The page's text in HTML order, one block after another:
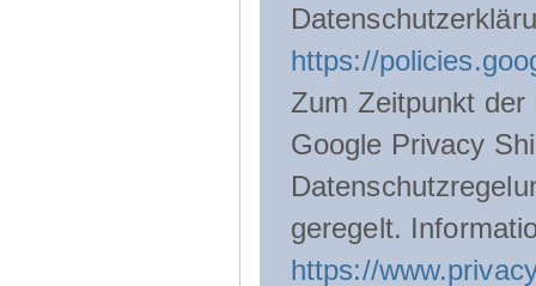
https://
Zum Zeitpunkt der
Google Privacy
geregelt.
https://